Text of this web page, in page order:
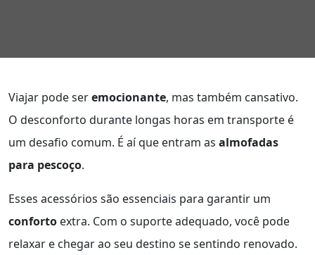
Viajar pode seremocionante, mas também cansativo.
O desconforto durante longas horas em transporte é
um desafio comum. É aí que entram as almofadas
para pescoço.
Esses acessórios são essenciais para garantir um
conforto extra. Com o suporte adequado, você pode
relaxar e chegar ao seu destino se sentindo renovado.